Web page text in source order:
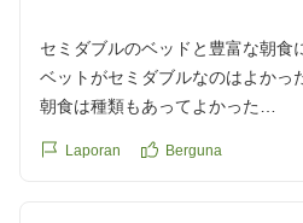
セミダブルのベッドと豊富な朝食
ベットがセミダブルなのはよかっ
朝食は種類もあってよかった
https://review.travel.rakuten.co.jp/
Laporan Berguna